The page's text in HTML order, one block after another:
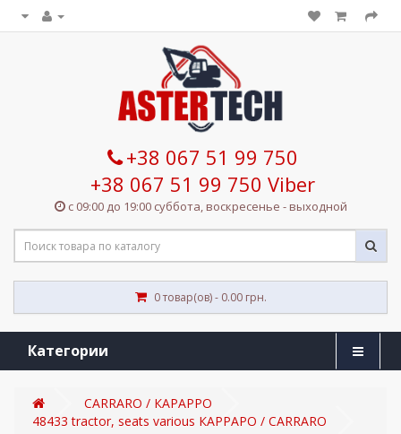
+38 067 51 99 750
+38 067 51 99 750 Viber
с 09:00 до 19:00 суббота, воскресенье - выходной
0 товар(ов) - 0.00 грн.
Категории
CARRARO / КАРАРРО
48433 tractor, seats various КАРРАРО / CARRARO